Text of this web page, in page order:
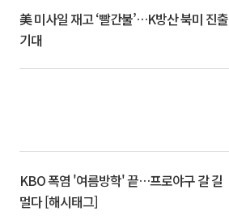
美 미사일 재고 ‘빨간불’…K방산 북미 진출
기대
KBO 폭염 '여름방학' 끝…프로야구 갈 길
멀다 [해시태그]